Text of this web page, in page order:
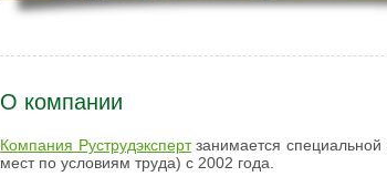
О компании
Компания Руструдэкспертзанимается специальной
мест по условиям труда) с 2002 года.